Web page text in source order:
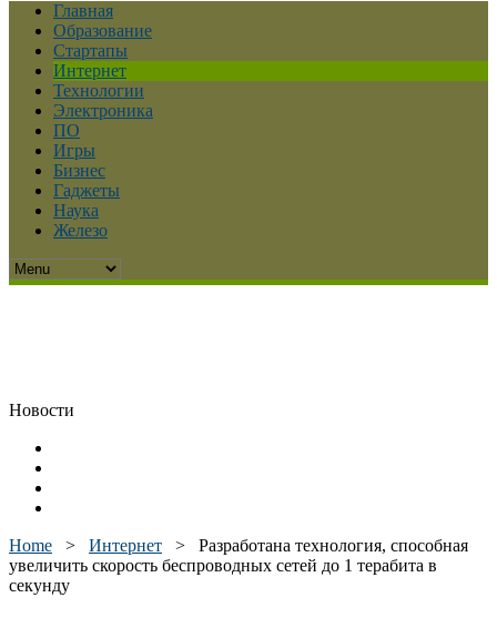
Главная
Образование
Стартапы
Интернет
Технологии
Электроника
ПО
Игры
Бизнес
Гаджеты
Наука
Железо
Новости
Home > Интернет > Разработана технология, способная
увеличить скорость беспроводных сетей до 1 терабита в
секунду